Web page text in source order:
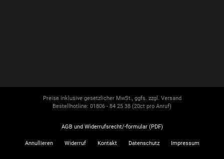
Preise inklusive gesetzlicher MwSt., ggfs. zzgl. Versand
Bestellhotline: 01806 - 84 25 38 (20ct pro Anruf)
AGB und Widerrufsrecht/-formular (PDF)
Annullieren Widerruf Kontakt Datenschutz Impressum